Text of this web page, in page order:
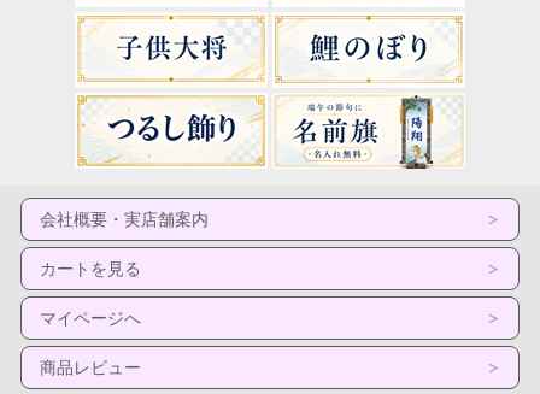
会社概要・実店舗案内
カートを見る
マイページへ
商品レビュー